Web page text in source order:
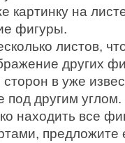
картинку на
фигуры.
листов,
других
в уже
под другим углом.
находить все
предложите